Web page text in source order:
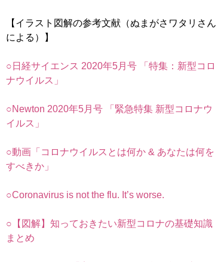
【イラスト図解の参考文献（ぬまがさワタリさん
による）】
○日経サイエンス 2020年5月号 「特集：新型コロ
ナウイルス」
○Newton 2020年5月号 「緊急特集 新型コロナウ
イルス」
○動画「コロナウイルスとは何か & あなたは何を
すべきか」
○Coronavirus is not the flu. It’s worse.
○【図解】知っておきたい新型コロナの基礎知識
まとめ